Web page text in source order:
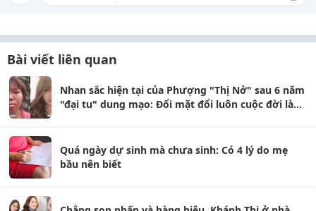
Bài viết liên quan
Nhan sắc hiện tại của Phượng "Thị Nở" sau 6 năm
"đại tu" dung mạo: Đổi mặt đổi luôn cuộc đời là
Quá ngày dự sinh mà chưa sinh: Có 4 lý do mẹ
bầu nên biết